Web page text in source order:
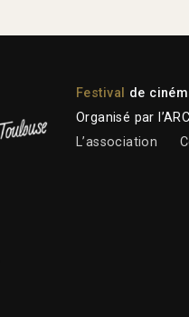
Festival
de
Organisé par
L’association